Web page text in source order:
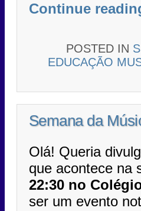
Continue
POSTED IN
EDUCAÇÃO
Semana da
Olá! Queria
que acontece na
22:30 no
ser um evento